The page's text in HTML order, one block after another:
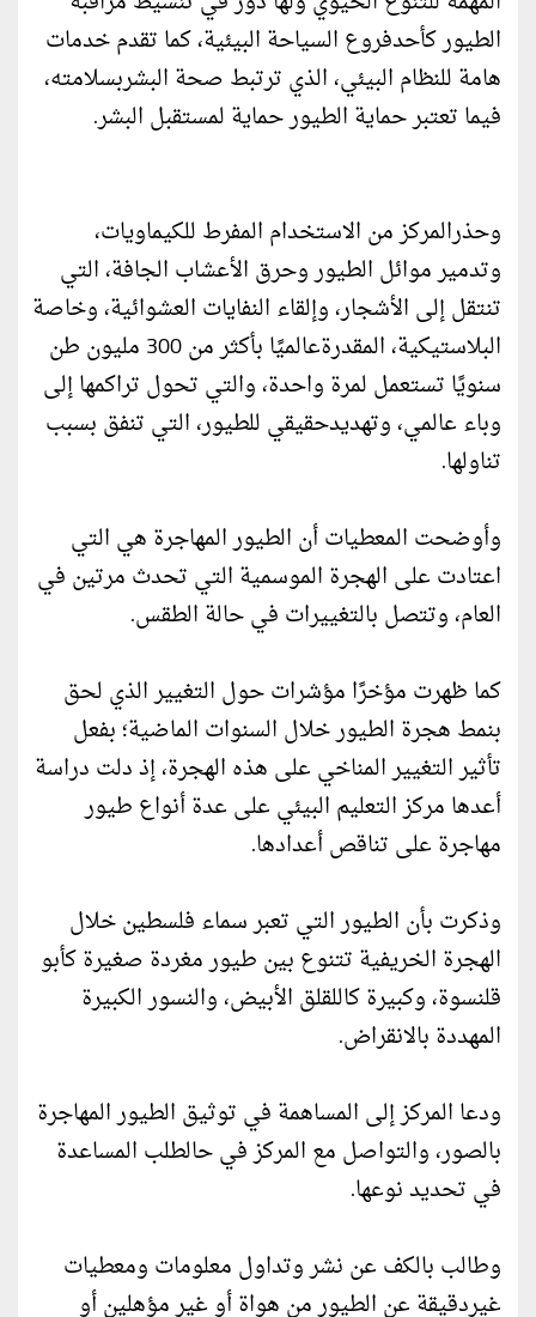
الطيور كأحدفروع السياحة البيئية، كما تقدم خدمات
هامة للنظام البيئي، الذي ترتبط صحة البشربسلامته،
فيما تعتبر حماية الطيور حماية لمستقبل البشر.
وحذرالمركز من الاستخدام المفرط للكيماويات،
وتدمير موائل الطيور وحرق الأعشاب الجافة، التي
تنتقل إلى الأشجار، وإلقاء النفايات العشوائية، وخاصة
البلاستيكية، المقدرةعالميًا بأكثر من 300 مليون طن
سنويًا تستعمل لمرة واحدة، والتي تحول تراكمها إلى
وباء عالمي، وتهديدحقيقي للطيور، التي تنفق بسبب
تناولها.
وأوضحت المعطيات أن الطيور المهاجرة هي التي
اعتادت على الهجرة الموسمية التي تحدث مرتين في
العام، وتتصل بالتغييرات في حالة الطقس.
كما ظهرت مؤخرًا مؤشرات حول التغيير الذي لحق
بنمط هجرة الطيور خلال السنوات الماضية؛ بفعل
تأثير التغيير المناخي على هذه الهجرة، إذ دلت دراسة
أعدها مركز التعليم البيئي على عدة أنواع طيور
مهاجرة على تناقص أعدادها.
وذكرت بأن الطيور التي تعبر سماء فلسطين خلال
الهجرة الخريفية تتنوع بين طيور مغردة صغيرة كأبو
قلنسوة، وكبيرة كاللقلق الأبيض، والنسور الكبيرة
المهددة بالانقراض.
ودعا المركز إلى المساهمة في توثيق الطيور المهاجرة
بالصور، والتواصل مع المركز في حالطلب المساعدة
في تحديد نوعها.
وطالب بالكف عن نشر وتداول معلومات ومعطيات
غيردقيقة عن الطيور من هواة أو غير مؤهلين أو